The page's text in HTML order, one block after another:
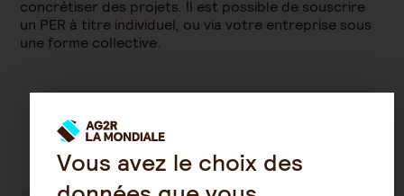
concrétiser des projets. Il est possible de souscrire
un PER à titre individuel, ou via votre entreprise sous
une forme collective.
Découvrez nos conseils sur la
même thématique
Vous avez le choix des